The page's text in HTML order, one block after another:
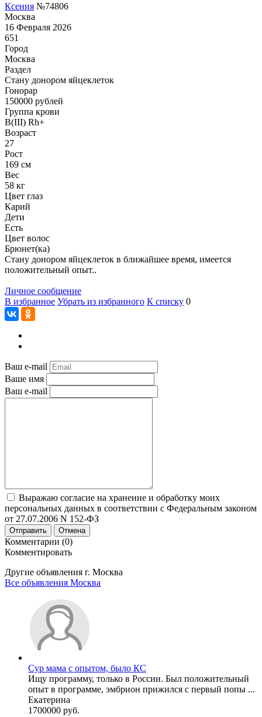
Ксения №74806
Москва
16 Февраля 2026
651
Город
Москва
Раздел
Стану донором яйцеклеток
Гонoрар
150000 рублей
Группа крови
B(III) Rh+
Возраст
27
Рост
169 см
Вес
58 кг
Цвет глаз
Карий
Дети
Есть
Цвет волос
Брюнет(ка)
Стану донором яйцеклеток в ближайшее время, имеется
положительный опыт..
Личное сообщение
В избранное Убрать из избранного К списку 0
Ваш e-mail
Ваше имя
Ваш e-mail
Выражаю согласие на хранение и обработку моих
персональных данных в соответствии с Федеральным законом
от 27.07.2006 N 152-ФЗ
Отправить Отмена
Комментарии (0)
Комментировать
Другие объявления г. Москва
Все объявления Москва
Сур мама с опытом, было КС
Ищу программу, только в России. Был положительный
опыт в программе, эмбрион прижился с первый попы ...
Екатерина
1700000 руб.